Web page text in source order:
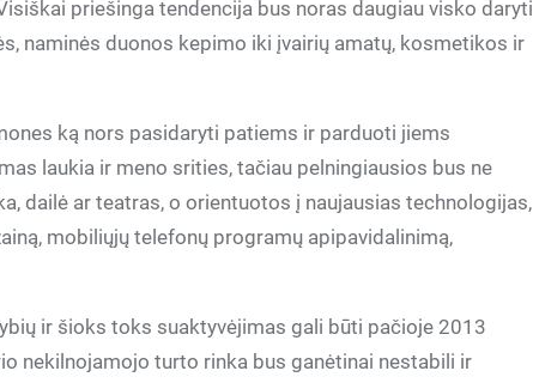
priešinga tendencija bus noras daugiau visko daryti
naminės duonos kepimo iki įvairių amatų, kosmetikos ir
ką nors pasidaryti patiems ir parduoti jiems
laukia ir meno srities, tačiau pelningiausios bus ne
dailė ar teatras, o orientuotos į naujausias technologijas,
mobiliųjų telefonų programų apipavidalinimą,
ir šioks toks suaktyvėjimas gali būti pačioje 2013
nekilnojamojo turto rinka bus ganėtinai nestabili ir